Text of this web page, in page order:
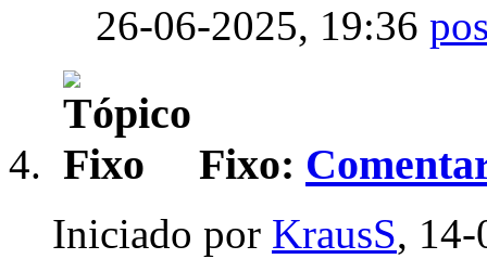
26-06-2025, 19:36
Fixo:
Iniciado por KrausS,